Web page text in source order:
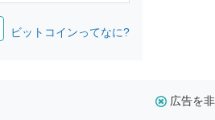
ビットコインってなに?
広告を